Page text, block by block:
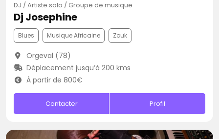
DJ / Artiste solo / Groupe de musique
Dj Josephine
Blues Musique Africaine Zouk
Orgeval (78)
Déplacement jusqu’à 200 kms
À partir de 800€
Contacter Profil